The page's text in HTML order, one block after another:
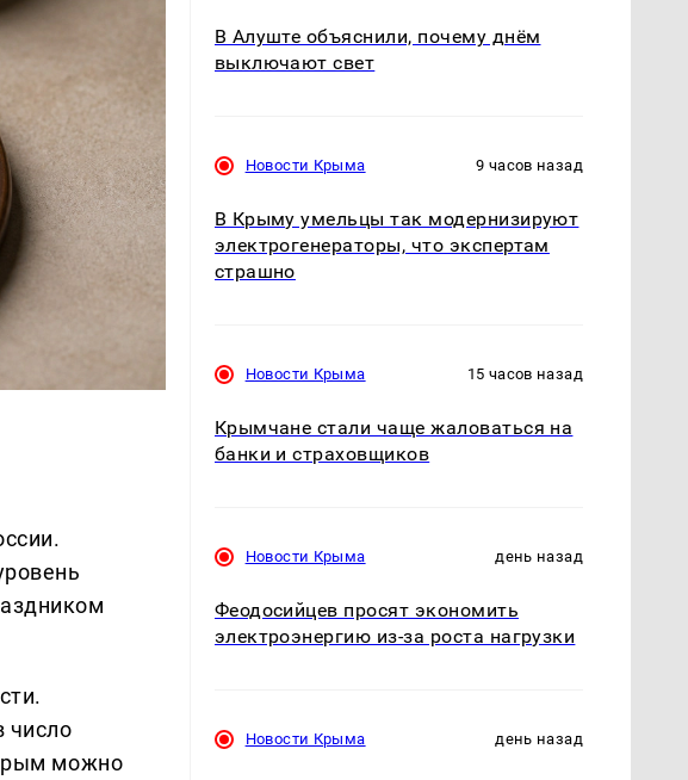
число
можно
В Алуште объяснили, почему днём
выключают свет
Новости Крыма 9 часов назад
В Крыму умельцы так модернизируют
электрогенераторы, что экспертам
страшно
Новости Крыма 15 часов назад
Крымчане стали чаще жаловаться на
банки и страховщиков
Новости Крыма день назад
Феодосийцев просят экономить
электроэнергию из-за роста нагрузки
Новости Крыма день назад